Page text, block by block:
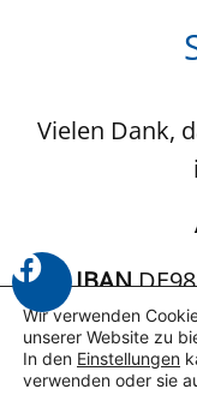
Wir verwenden
unserer Website zu
In den Einstellungen
verwenden oder sie
Vielen Dank,
IBAN
Für eine